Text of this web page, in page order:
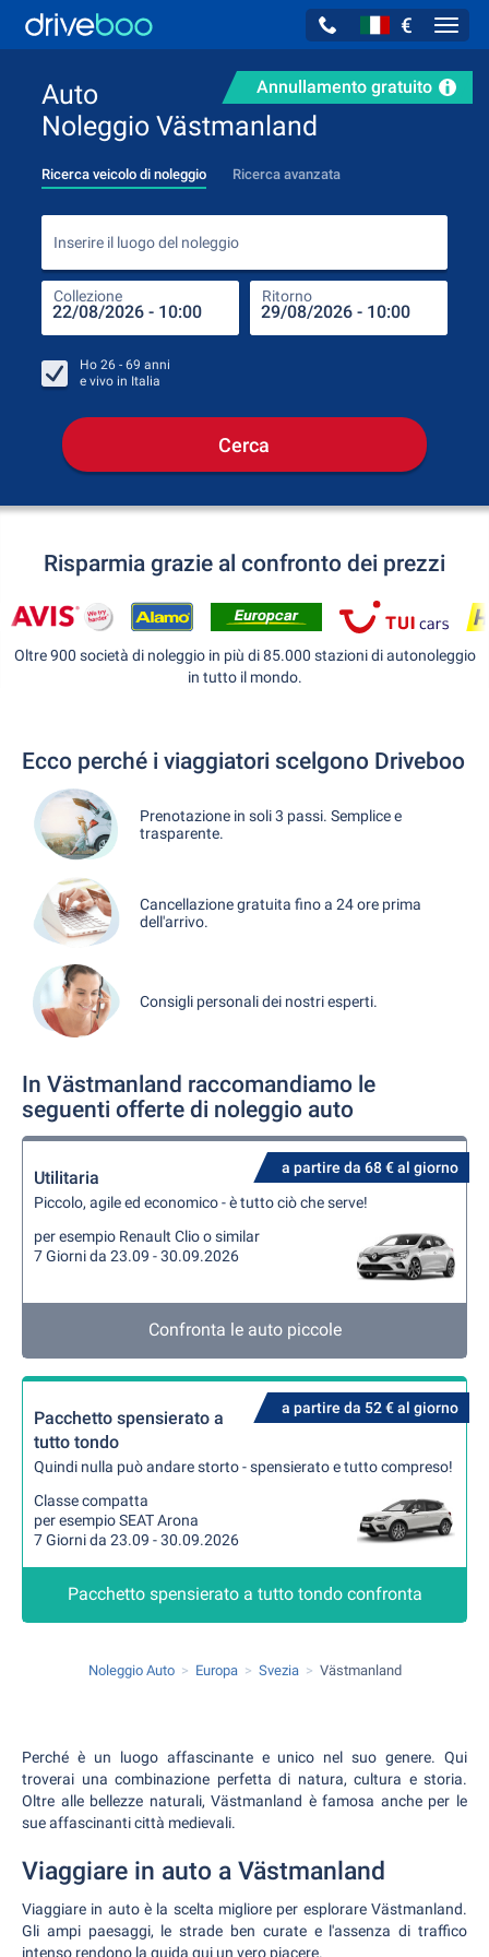
€
Annullamento gratuito
Auto
Noleggio Västmanland
Ricerca veicolo di noleggio Ricerca avanzata
Inserire il luogo del noleggio
Collezione Ritorno
Ho 26 - 69 anni
e vivo in Italia
Cerca
Risparmia grazie al confronto dei prezzi
Oltre 900 società di noleggio in più di 85.000 stazioni di autonoleggio
in tutto il mondo.
Ecco perché i viaggiatori scelgono Driveboo
Prenotazione in soli 3 passi. Semplice e
trasparente.
Cancellazione gratuita fino a 24 ore prima
dell'arrivo.
Consigli personali dei nostri esperti.
In Västmanland raccomandiamo le
seguenti offerte di noleggio auto
a partire da 68 € al giorno
Utilitaria
Piccolo, agile ed economico - è tutto ciò che serve!
per esempio Renault Clio o similar
7 Giorni da 23.09 - 30.09.2026
Confronta le auto piccole
a partire da 52 € al giorno
Pacchetto spensierato a
tutto tondo
Quindi nulla può andare storto - spensierato e tutto compreso!
Classe compatta
per esempio SEAT Arona
7 Giorni da 23.09 - 30.09.2026
Pacchetto spensierato a tutto tondo confronta
Noleggio Auto Europa Svezia Västmanland
Perché è un luogo affascinante e unico nel suo genere. Qui
troverai una combinazione perfetta di natura, cultura e storia.
Oltre alle bellezze naturali, Västmanland è famosa anche per le
sue affascinanti città medievali.
Viaggiare in auto a Västmanland
Viaggiare in auto è la scelta migliore per esplorare Västmanland.
Gli ampi paesaggi, le strade ben curate e l'assenza di traffico
intenso rendono la guida qui un vero piacere.